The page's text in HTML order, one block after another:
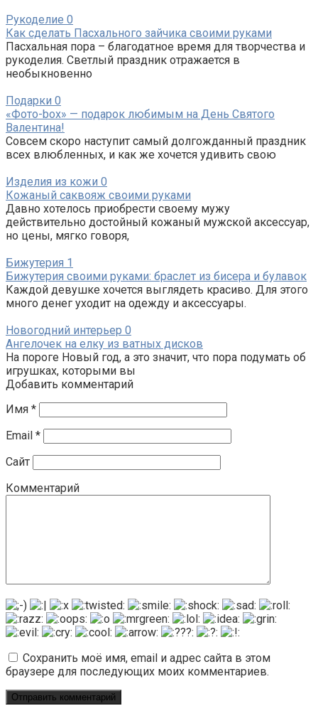
Рукоделие 0
Как сделать Пасхального зайчика своими руками
Пасхальная пора – благодатное время для творчества и
рукоделия. Светлый праздник отражается в
необыкновенно
Подарки 0
«Фото-box» — подарок любимым на День Святого
Валентина!
Совсем скоро наступит самый долгожданный праздник
всех влюбленных, и как же хочется удивить свою
Изделия из кожи 0
Кожаный саквояж своими руками
Давно хотелось приобрести своему мужу
действительно достойный кожаный мужской аксессуар,
но цены, мягко говоря,
Бижутерия 1
Бижутерия своими руками: браслет из бисера и булавок
Каждой девушке хочется выглядеть красиво. Для этого
много денег уходит на одежду и аксессуары.
Новогодний интерьер 0
Ангелочек на елку из ватных дисков
На пороге Новый год, а это значит, что пора подумать об
игрушках, которыми вы
Добавить комментарий
Имя *
Email *
Сайт
Комментарий
Сохранить моё имя, email и адрес сайта в этом
браузере для последующих моих комментариев.